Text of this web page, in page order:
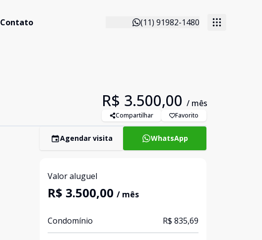
Contato (11) 91982-1480
R$ 3.500,00 / mês
Compartilhar Favorito
Agendar visita WhatsApp
Valor aluguel
R$ 3.500,00 / mês
Condomínio R$ 835,69